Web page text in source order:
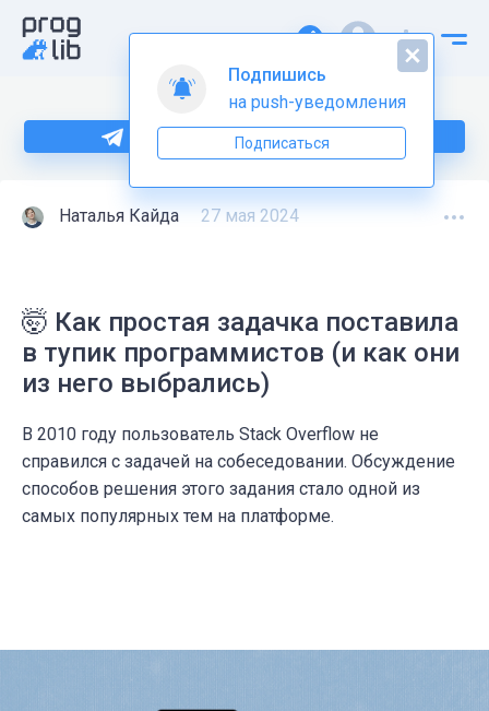
Больше информации по Python тут
Наталья Кайда 27 мая 2024
🤯 Как простая задачка поставила
в тупик программистов (и как они
из него выбрались)
В 2010 году пользователь Stack Overflow не
справился с задачей на собеседовании. Обсуждение
способов решения этого задания стало одной из
самых популярных тем на платформе.
Подпишись
на push-уведомления
Подписаться